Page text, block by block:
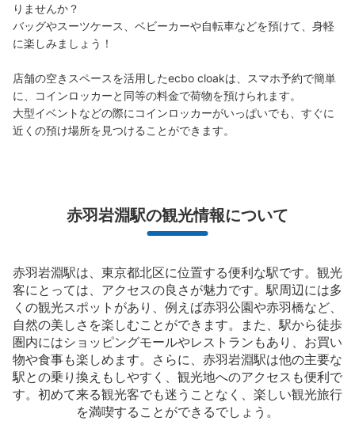
りませんか？
バッグやスーツケース、ベビーカーや自転車などを預けて、身軽
に楽しみましょう！
店舗の空きスペースを活用したecbo cloakは、スマホ予約で簡単
に、コインロッカーと同等の料金で荷物を預けられます。
大型イベントなどの際にコインロッカーがいっぱいでも、すぐに
近くの預け場所を見つけることができます。
赤羽岩淵駅の観光情報について
赤羽岩淵駅は、東京都北区に位置する便利な駅です。観光
客にとっては、アクセスの良さが魅力です。駅周辺には多
くの観光スポットがあり、例えば赤羽公園や赤羽橋など、
自然の美しさを楽しむことができます。また、駅から徒歩
圏内にはショッピングモールやレストランもあり、お買い
物や食事も楽しめます。さらに、赤羽岩淵駅は他の主要な
駅との乗り換えもしやすく、観光地へのアクセスも便利で
す。初めて来る観光客でも迷うことなく、楽しい観光旅行
を満喫することができるでしょう。